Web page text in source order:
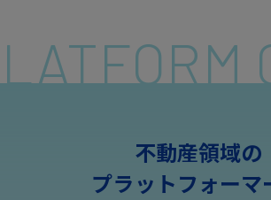
不動産領域の
プラットフォーマ